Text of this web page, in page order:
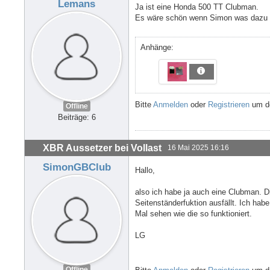
Lemans
Offline
Beiträge: 6
Ja ist eine Honda 500 TT Clubman.
Es wäre schön wenn Simon was
Anhänge:
Bitte Anmelden oder Registrieren um
XBR Aussetzer bei Vollast 16 Mai 2025 16:16
SimonGBClub Hallo,
also ich habe ja auch eine Clubman.
Seitenständerfuktion ausfällt. Ich
Mal sehen wie die so funktioniert.
LG